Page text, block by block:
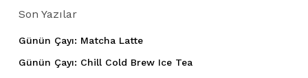
Son Yazılar
Günün Çayı: Matcha Latte
Günün Çayı: Chill Cold Brew Ice Tea